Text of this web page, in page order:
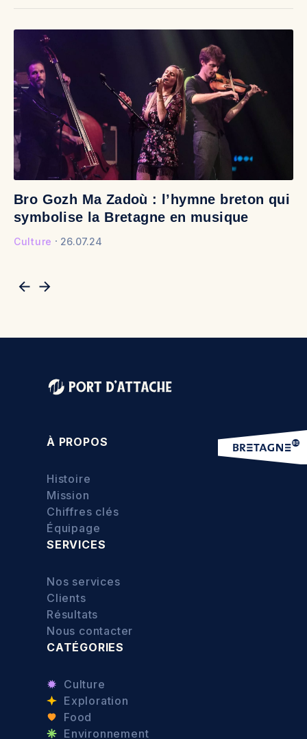
Bro Gozh Ma Zadoù : l’hymne breton qui
symbolise la Bretagne en musique
Culture 26.07.24
À PROPOS
Histoire
Mission
Chiffres clés
Équipage
SERVICES
Nos services
Clients
Résultats
Nous contacter
CATÉGORIES
Culture
Exploration
Food
Environnement